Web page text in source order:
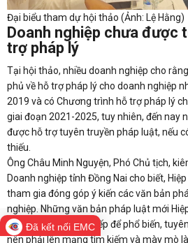
Đại biểu tham dự hội thảo (Ảnh: Lệ Hằng)
Doanh nghiệp chưa được
trợ pháp lý
Tại hội thảo, nhiều doanh nghiệp cho
phủ về hỗ trợ pháp lý cho doanh nghiệp
2019 và có Chương trình hỗ trợ pháp lý
giai đoạn 2021-2025, tuy nhiên, đến nay
được hỗ trợ tuyên truyền pháp luật, nếu
thiếu.
Ông Châu Minh Nguyện, Phó Chủ tịch,
Doanh nghiệp tỉnh Đồng Nai cho biết,
tham gia đóng góp ý kiến các văn bản
nghiệp. Những văn bản pháp luật mới
ngành nào gửi trực tiếp để phổ biến,
nên phải lên mạng tìm kiếm và mày mò
Đã kết nối EMC